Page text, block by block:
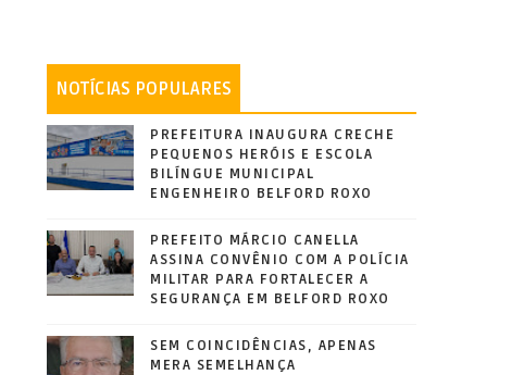
NOTÍCIAS POPULARES
PREFEITURA INAUGURA CRECHE
PEQUENOS HERÓIS E ESCOLA
BILÍNGUE MUNICIPAL
ENGENHEIRO BELFORD ROXO
PREFEITO MÁRCIO CANELLA
ASSINA CONVÊNIO COM A POLÍCIA
MILITAR PARA FORTALECER A
SEGURANÇA EM BELFORD ROXO
SEM COINCIDÊNCIAS, APENAS
MERA SEMELHANÇA